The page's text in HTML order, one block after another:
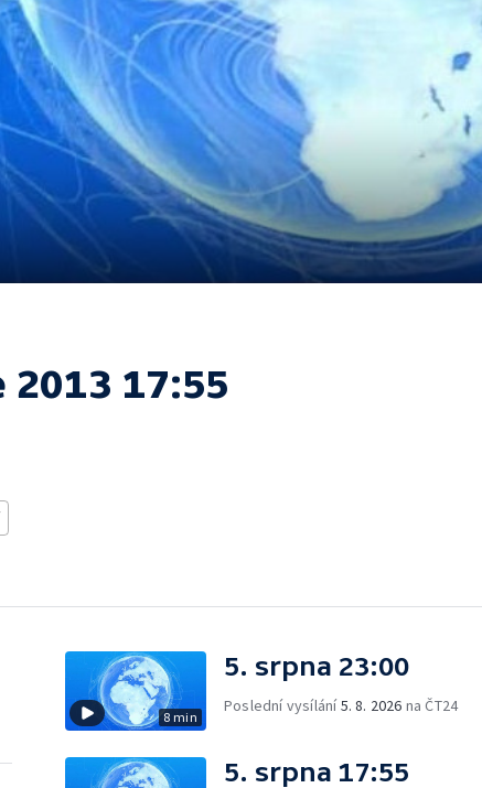
17:55
8 min
5. srpna 23:00
Poslední vysílání5. 8. 2026 na ČT24
5. srpna 17:55